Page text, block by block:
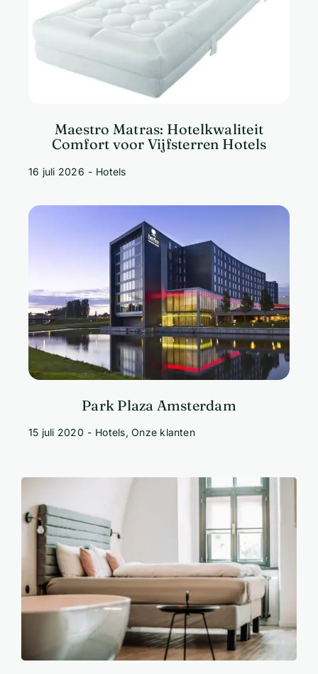
Maestro Matras: Hotelkwaliteit
Comfort voor Vijfsterren Hotels
16 juli 2026 - Hotels
Park Plaza Amsterdam
15 juli 2020 - Hotels,Onze klanten